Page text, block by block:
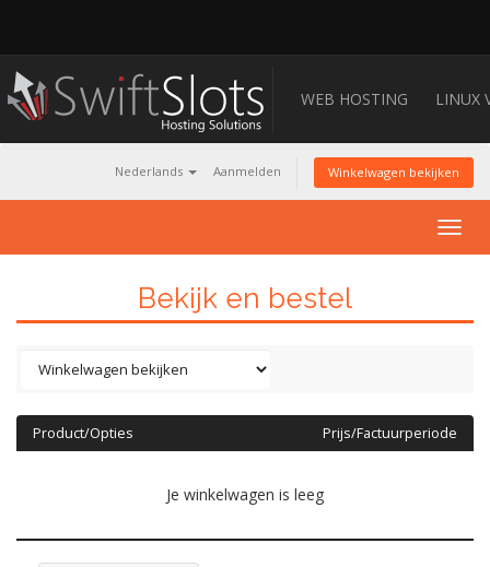
WEB HOSTING LINUX
Nederlands Aanmelden Winkelwagen bekijken
Bekijk en bestel
Product/Opties Prijs/Factuurperiode
Je winkelwagen is leeg